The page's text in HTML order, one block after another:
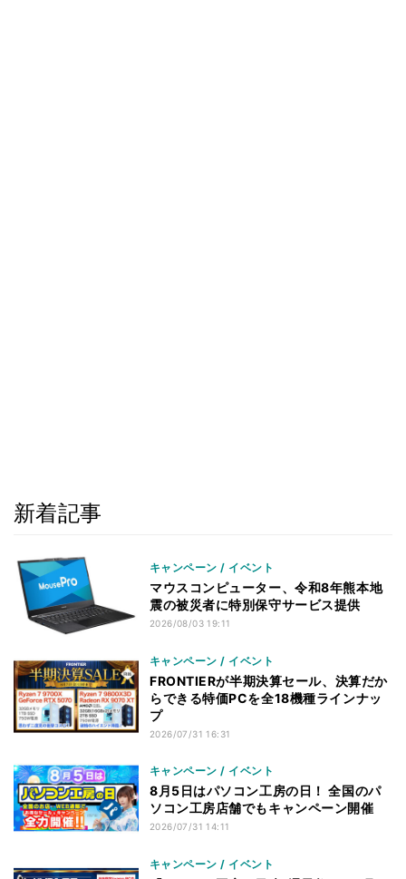
新着記事
キャンペーン / イベント
マウスコンピューター、令和8年熊本地
震の被災者に特別保守サービス提供
2026/08/03 19:11
キャンペーン / イベント
FRONTIERが半期決算セール、決算だか
らできる特価PCを全18機種ラインナッ
プ
2026/07/31 16:31
キャンペーン / イベント
8月5日はパソコン工房の日！ 全国のパ
ソコン工房店舗でもキャンペーン開催
2026/07/31 14:11
キャンペーン / イベント